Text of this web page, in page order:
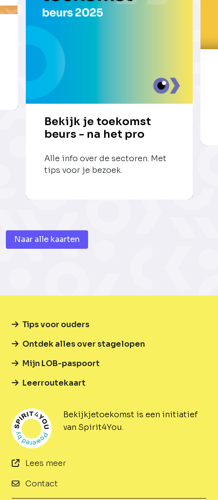
Bekijk je toekomst
beurs - na het pro
Alle info over de sectoren. Met
tips voor je bezoek.
Naar alle kaarten
Bekijkjetoekomst is een initiatief
van Spirit4You.
Lees meer
Contact
Tips voor ouders
Ontdek alles over stagelopen
Mijn LOB-paspoort
Leerroutekaart